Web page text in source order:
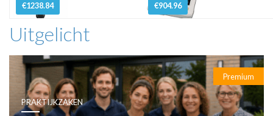
€1238.84 €904.96
Uitgelicht
Premium
PRAKTIJKZAKEN